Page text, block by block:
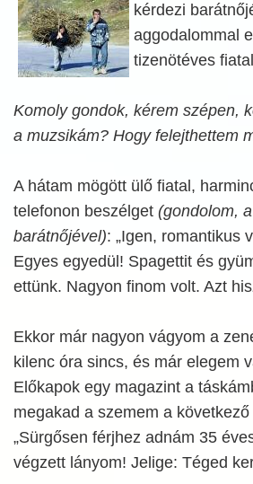
kérdezi
aggodalommal
tizenötéves
Komoly gondok, kérem szépen,
a muzsikám? Hogy felejthettem
A hátam mögött ülő fiatal,
telefonon beszélget (gondolom,
barátnőjével): „Igen, romantikus
Egyes egyedül! Spagettit és
ettünk. Nagyon finom volt. Azt
Ekkor már nagyon vágyom a
kilenc óra sincs, és már elegem
Előkapok egy magazint a
megakad a szemem a
„Sürgősen férjhez adnám 35
végzett lányom! Jelige: Téged